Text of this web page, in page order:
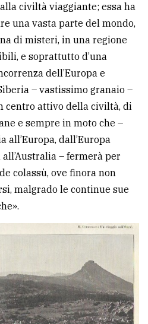
civiltà viaggiante; essa ha
una vasta parte del mondo,
di misteri, in una regione
e soprattutto d’una
dell’Europa e
– vastissimo granaio –
centro attivo della civiltà, di
e sempre in moto che –
all’Europa, dall’Europa
all’Australia – fermerà per
colassù, ove finora non
malgrado le continue sue